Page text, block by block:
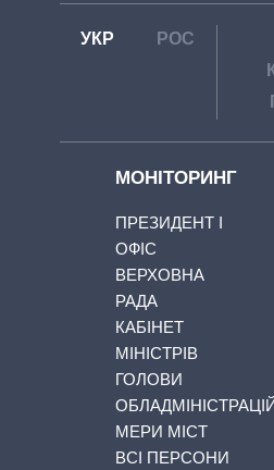
УКР РОС
МОНІТОРИНГ
ПРЕЗИДЕНТ І
ОФІС
ВЕРХОВНА
РАДА
КАБІНЕТ
МІНІСТРІВ
ГОЛОВИ
МЕРИ МІСТ
ВСІ ПЕРСОНИ